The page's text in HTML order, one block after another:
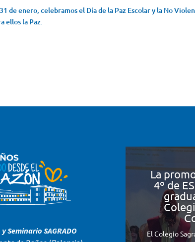
de enero, celebramos el Día de la Paz Escolar y la No
ellos la Paz.
Seminario SAGRADO
La
4º de
El Colegio